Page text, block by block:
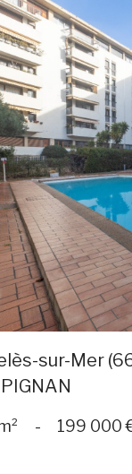
sur-Mer
- 199 000